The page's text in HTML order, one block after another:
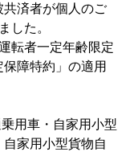
済者が個人のご
した。
転者一定年齢限定
障特約」の適用
用車・自家用小型
家用小型貨物自